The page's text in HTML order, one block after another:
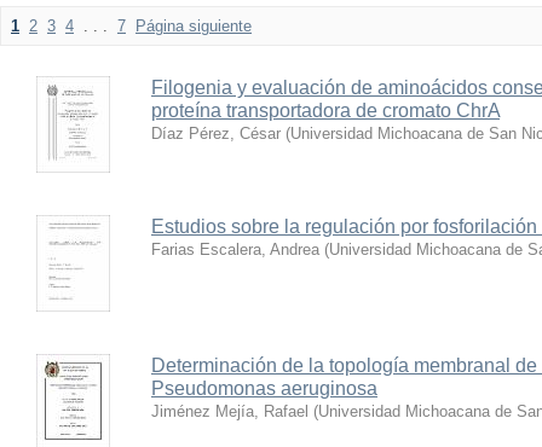
1 2 3 4 . . . 7 Página siguiente
Filogenia y evaluación de aminoácidos
proteína transportadora de cromato ChrA
Díaz Pérez, César (Universidad Michoacana de San
Estudios sobre la regulación por
Farias Escalera, Andrea (Universidad Michoacana de
Determinación de la topología membranal
Pseudomonas aeruginosa
Jiménez Mejía, Rafael (Universidad Michoacana de